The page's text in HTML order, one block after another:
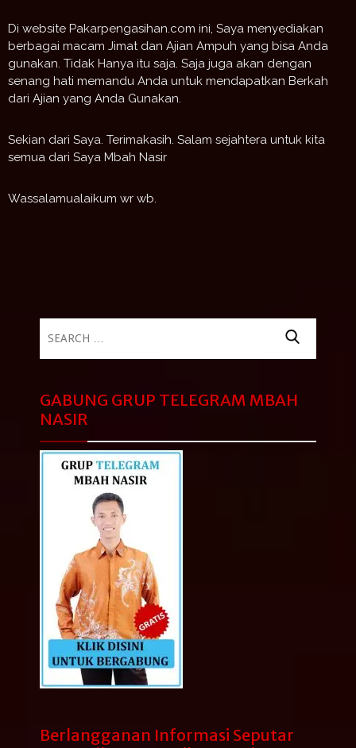
Di website Pakarpengasihan.com ini, Saya menyediakan
berbagai macam Jimat dan Ajian Ampuh yang bisa Anda
gunakan. Tidak Hanya itu saja. Saja juga akan dengan
senang hati memandu Anda untuk mendapatkan Berkah
dari Ajian yang Anda Gunakan.
Sekian dari Saya. Terimakasih. Salam sejahtera untuk kita
semua dari Saya Mbah Nasir
Wassalamualaikum wr wb.
for:
GABUNG GRUP TELEGRAM MBAH
NASIR
Berlangganan Informasi Seputar